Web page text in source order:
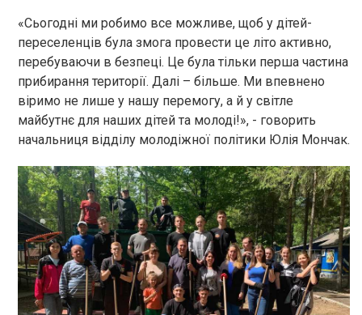
«Сьогодні ми робимо все можливе, щоб у дітей-
переселенців була змога провести це літо активно,
перебуваючи в безпеці. Це була тільки перша частина
прибирання території. Далі – більше. Ми впевнено
віримо не лише у нашу перемогу, а й у світле
майбутнє для наших дітей та молоді!», - говорить
начальниця відділу молодіжної політики Юлія Мончак.